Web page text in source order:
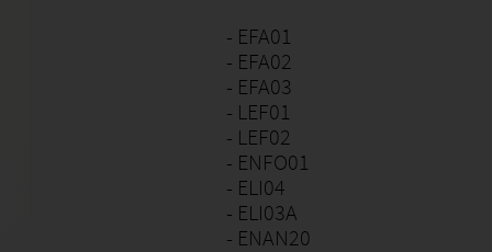
- EFA01
- EFA02
- EFA03
- LEF01
- LEF02
- ENFO01
- ELI04
- ELI03A
- ENAN20